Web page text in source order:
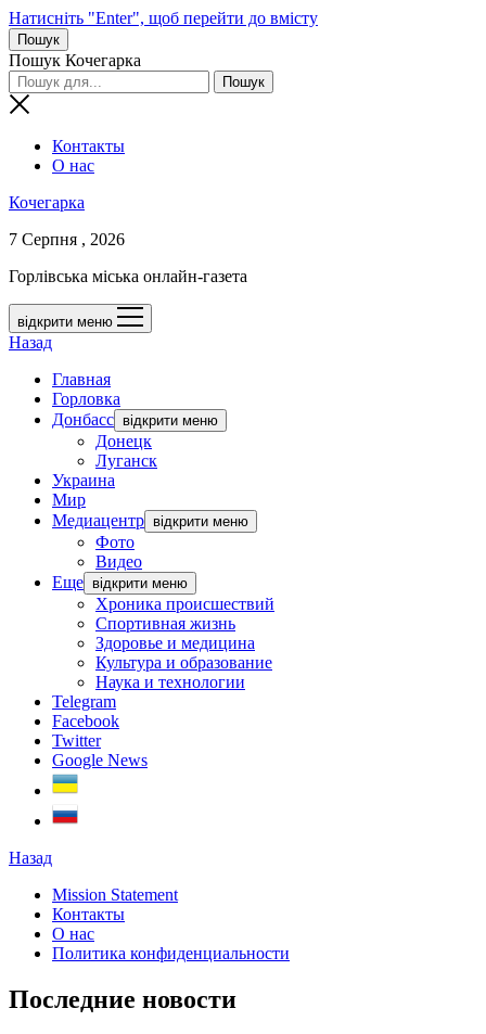
Натисніть "Enter", щоб перейти до вмісту
Пошук
Пошук Кочегарка
Контакты
О нас
Кочегарка
7 Серпня , 2026
Горлівська міська онлайн-газета
відкрити меню
Назад
Главная
Горловка
Донбасс відкрити меню
Донецк
Луганск
Украина
Мир
Медиацентр відкрити меню
Фото
Видео
Еще відкрити меню
Хроника происшествий
Спортивная жизнь
Здоровье и медицина
Культура и образование
Наука и технологии
Telegram
Facebook
Twitter
Google News
Назад
Mission Statement
Контакты
О нас
Политика конфиденциальности
Последние новости